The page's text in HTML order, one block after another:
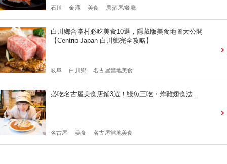
石川 金澤 美食 居酒屋/餐廳
白川鄉合掌村必吃美食10選，隱藏版美食地圖大公開
【Centrip Japan 白川鄉完全攻略】
岐阜 白川鄉 名古屋當地美食
必吃名古屋美食店鋪3選！鰻魚三吃・炸雞翅食法...
名古屋 美食 名古屋當地美食